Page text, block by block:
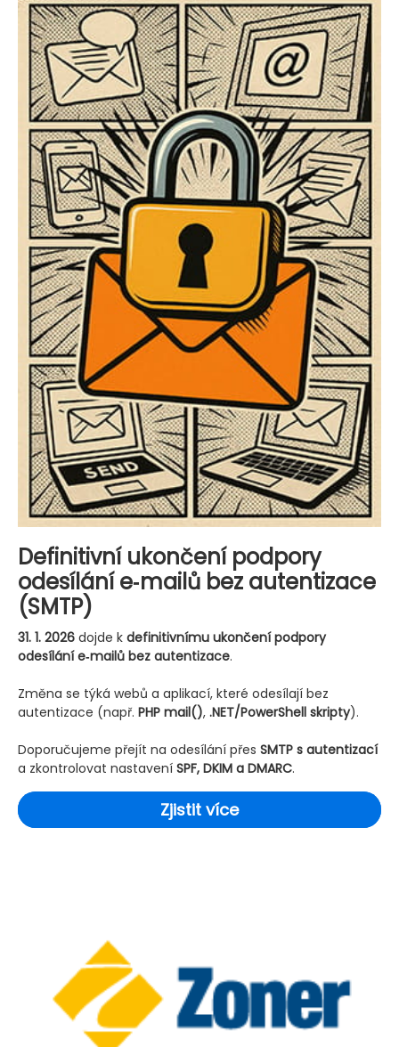
Definitivní ukončení podpory
odesílání e‑mailů bez autentizace
(SMTP)
31. 1. 2026 dojde k definitivnímu ukončení podpory
odesílání e‑mailů bez autentizace.
Změna se týká webů a aplikací, které odesílají bez
autentizace (např. PHP mail(), .NET/PowerShell skripty).
Doporučujeme přejít na odesílání přes SMTP s autentizací
a zkontrolovat nastavení SPF, DKIM a DMARC.
Zjistit více